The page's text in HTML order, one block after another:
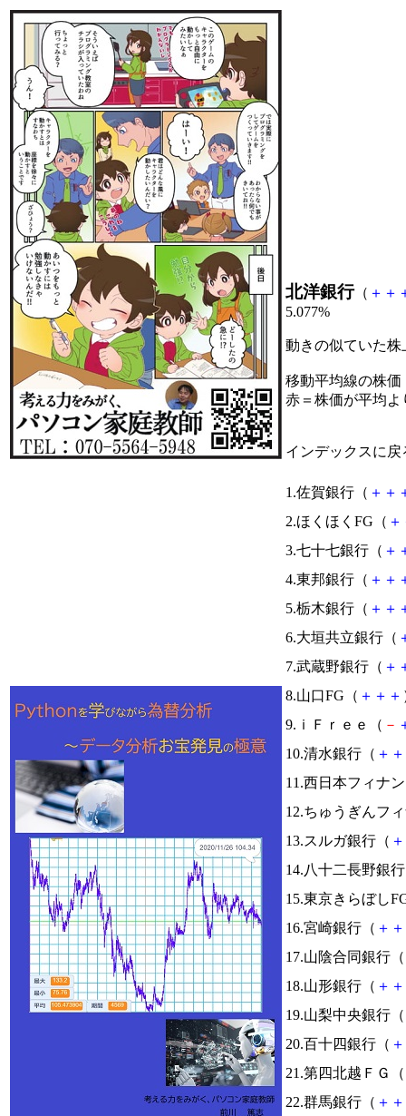
北洋銀行（ ＋ ＋
5.077%
動きの似ていた
移動平均線の株価
赤＝株価が平均
インデックスに戻
1.佐賀銀行（ ＋ ＋
2.ほくほくFG（ ＋
3.七十七銀行（ ＋
4.東邦銀行（ ＋ ＋
5.栃木銀行（ ＋ ＋
6.大垣共立銀行（
7.武蔵野銀行（ ＋
8.山口FG（ ＋ ＋ ＋
9.ｉＦｒｅｅ（ －
10.清水銀行（ ＋ ＋
11.西日本フィナ
12.ちゅうぎんフ
13.スルガ銀行（ ＋
14.八十二長野銀
15.東京きらぼし
16.宮崎銀行（ ＋ ＋
17.山陰合同銀行（
18.山形銀行（ ＋ ＋
19.山梨中央銀行（
20.百十四銀行（ ＋
21.第四北越ＦＧ（
22.群馬銀行（ ＋ ＋